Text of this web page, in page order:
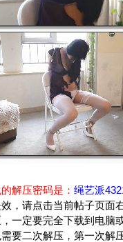
解压密码是： 绳艺派
，请点击当前帖子页面
一定要完全下载到电脑
要二次解压，第一次解